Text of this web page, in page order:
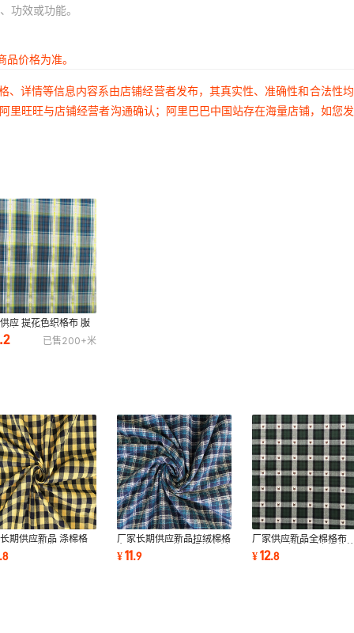
功效或功能。
价格为准。
详情等信息内容系由店铺经营者发布，其真实性、准确性和合法性
旺旺与店铺经营者沟通确认；阿里巴巴中国站存在海量店铺，如您
应 提花色织格布 服
专业批发 欢迎来电
已售200+米
期供应新品 涤棉格
.8
厂家长期供应新品拉绒棉格
布XH-322# 格子服装布料
厂家批发
¥11.9
厂家供应新品全棉格布
2017年新型面料 提花
厂家
¥12.8